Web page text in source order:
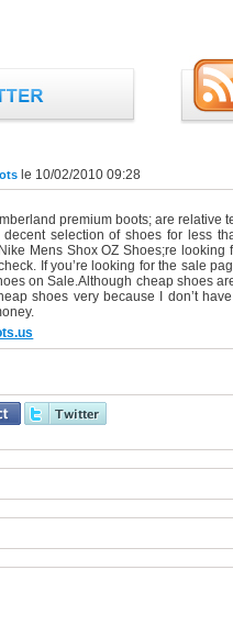
le 10/02/2010 09:28
premium boots; are
selection of shoes for less
Mens Shox OZ Shoes;re
If you’re looking for the sale
on Sale.Although cheap shoes
shoes very because I don’t